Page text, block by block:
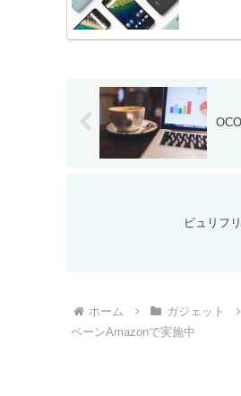
ピュリフ
ホーム ガジェット
ペーンAmazonで実施中